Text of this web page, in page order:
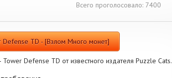
Всего проголосовало: 7400
Defense TD - [Взлом Много монет]
Defense TD от известного издателя Puzzle Cats.